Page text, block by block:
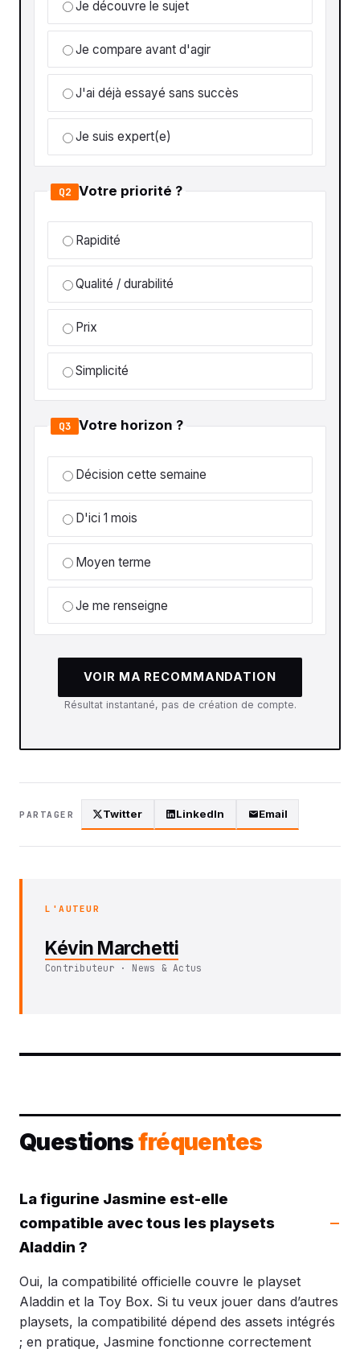
Je découvre le sujet
Je compare avant d'agir
J'ai déjà essayé sans succès
Je suis expert(e)
Q2 Votre priorité ?
Rapidité
Qualité / durabilité
Prix
Simplicité
Q3 Votre horizon ?
Décision cette semaine
D'ici 1 mois
Moyen terme
Je me renseigne
VOIR MA RECOMMANDATION
Résultat instantané, pas de création de compte.
PARTAGER Twitter LinkedIn Email
L'AUTEUR
Kévin Marchetti
Contributeur · News & Actus
Questionsfréquentes
La figurine Jasmine est-elle
compatible avec tous les playsets
Aladdin ?
Oui, la compatibilité officielle couvre le playset
Aladdin et la Toy Box. Si tu veux jouer dans d’autres
playsets, la compatibilité dépend des assets intégrés
; en pratique, Jasmine fonctionne correctement